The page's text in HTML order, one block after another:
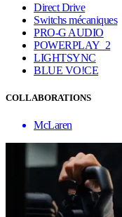
Direct Drive
Switchs mécaniques
PRO-G AUDIO
POWERPLAY 2
LIGHTSYNC
BLUE VO!CE
COLLABORATIONS
McLaren